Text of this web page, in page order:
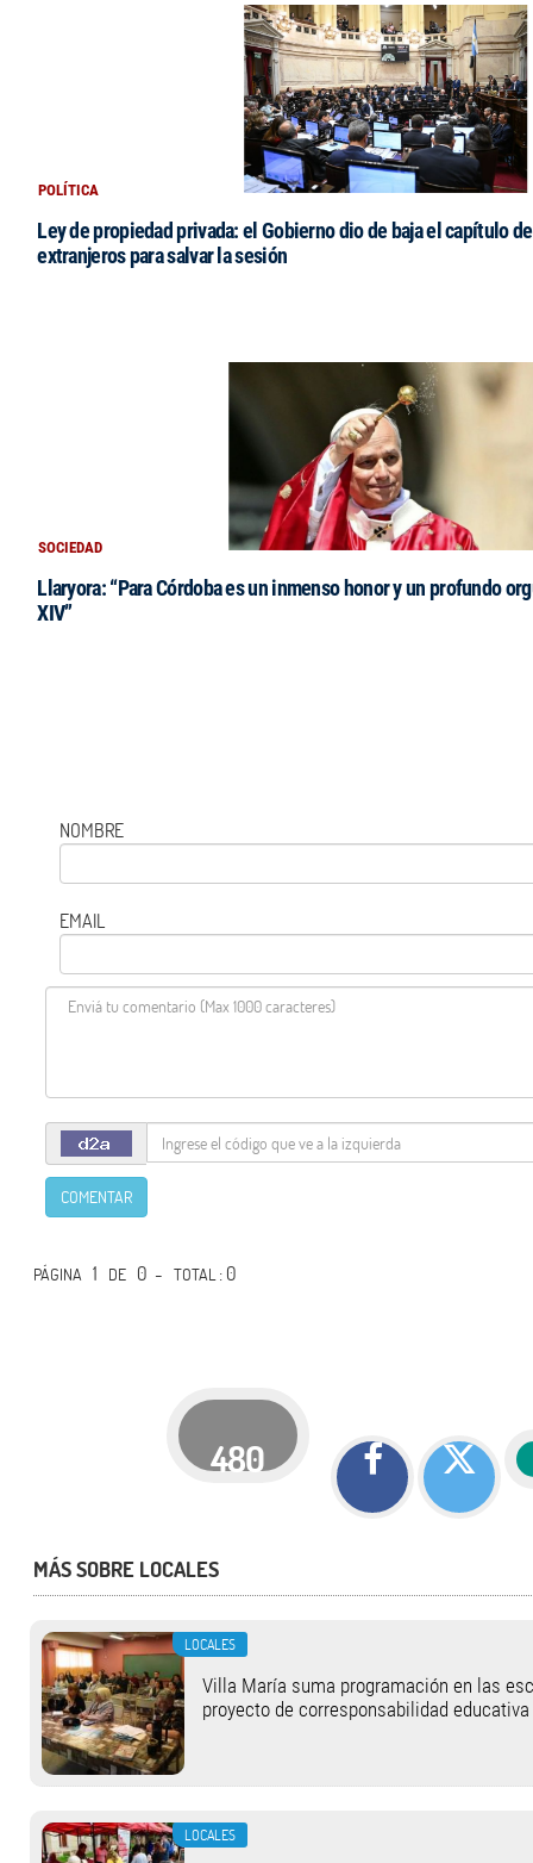
POLÍTICA
Ley de propiedad privada: el Gobierno dio de baja el capítulo
extranjeros para salvar la sesión
SOCIEDAD
Llaryora: “Para Córdoba es un inmenso honor y un profundo
XIV”
NOMBRE
EMAIL
COMENTAR
PÁGINA 1 DE 0 -TOTAL: 0
480
MÁS SOBRE LOCALES
LOCALES
Villa María suma programación en las
proyecto de corresponsabilidad educativa
LOCALES